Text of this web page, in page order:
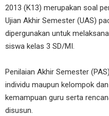
2013 (K13) merupakan soal
Ujian Akhir Semester (UAS)
dipergunakan untuk
siswa kelas 3 SD/MI.
Penilaian Akhir Semester
individu maupun kelompok
kemampuan guru serta
disusun.